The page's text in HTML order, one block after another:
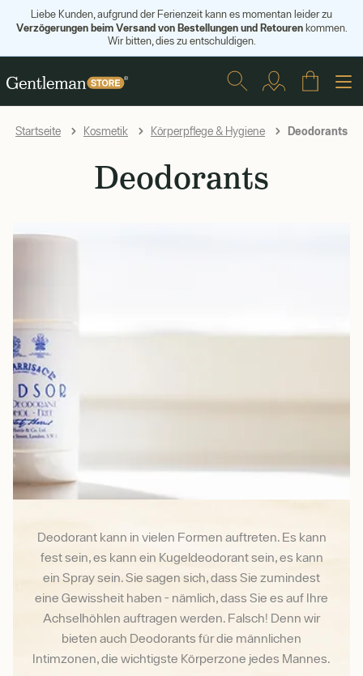
Liebe Kunden, aufgrund der Ferienzeit kann es momentan leider zu
Verzögerungen beim Versand von Bestellungen und Retourenkommen.
Wir bitten, dies zu entschuldigen.
Startseite Kosmetik Körperpflege & Hygiene Deodorants
Deodorants
Deodorant kann in vielen Formen auftreten. Es kann
fest sein, es kann ein Kugeldeodorant sein, es kann
ein Spray sein. Sie sagen sich, dass Sie zumindest
eine Gewissheit haben - nämlich, dass Sie es auf Ihre
Achselhöhlen auftragen werden. Falsch! Denn wir
bieten auch Deodorants für die männlichen
Intimzonen, die wichtigste Körperzone jedes Mannes.